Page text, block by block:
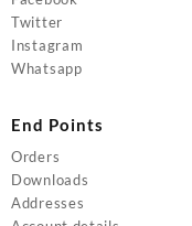
Twitter
Instagram
Whatsapp
End Points
Orders
Downloads
Addresses